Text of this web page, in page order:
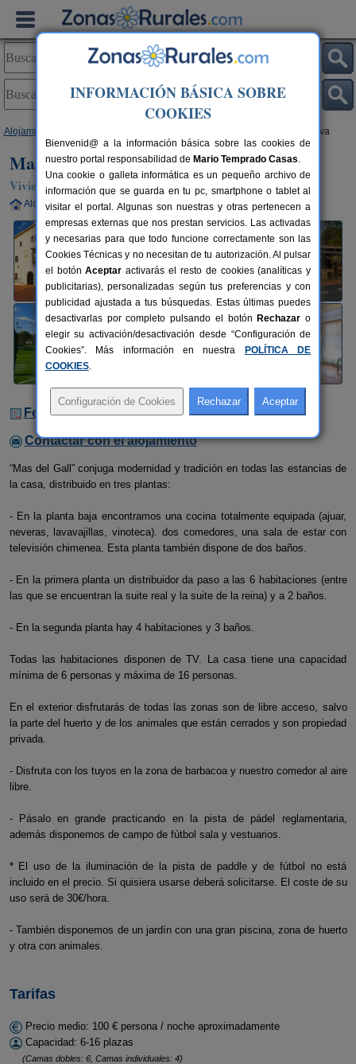
Alojamientos > Mas del Gall - Casa Nova
Mas del Gall - Casa Nova
Vivienda turística en Tordera (Barcelona)
Alquiler completo 6-16 plazas 71 km de Barcelona
Fechas Libres
Contactar con el alojamiento
“Mas del Gall” conjuga modernidad y tradición en todas las estancias de
la casa, distribuido en tres plantas:
- En la planta baja encontramos una cocina totalmente equipada (ajuar,
neveras, lavavajillas, vinoteca). dos comedores, una sala de estar con
televisión chimenea. Esta planta también dispone de dos baños.
- En la primera planta un distribuidor da paso a las 6 habitaciones (entre
las que se encuentran la suite real y la suite de la reina) y a 2 baños.
- En la segunda planta hay 4 habitaciones y 3 baños.
Todas las habitaciones disponen de TV. La casa tiene una capacidad
mínima de 6 personas y máxima de 16 personas.
En el exterior disfrutarás de todas las zonas son de libre acceso, salvo
la parte del huerto y de los animales que están cerrados y son propiedad
privada.
- Disfruta con los tuyos en la zona de barbacoa y nuestro comedor al aire
libre.
- Pásalo en grande practicando en la pista de pádel reglamentaria,
además disponemos de campo de fútbol sala y vestuarios.
* El uso de la iluminación de la pista de paddle y de fútbol no está
incluido en el precio. Si quisiera usarse deberá solicitarse. El coste de su
uso será de 30€/hora.
- También disponemos de un jardín con una gran piscina, zona de huerto
y otra con animales.
Tarifas
Precio medio: 100 € persona / noche aproximadamente
Capacidad: 6-16 plazas
(Camas dobles: 6, Camas individuales: 4)
INFORMACIÓN BÁSICA SOBRE
COOKIES
Bienvenid@ a la información básica sobre las cookies de
nuestro portal responsabilidad de Mario Temprado Casas.
Una cookie o galleta informática es un pequeño archivo de
información que se guarda en tu pc, smartphone o tablet al
visitar el portal. Algunas son nuestras y otras pertenecen a
empresas externas que nos prestan servicios. Las activadas
y necesarias para que todo funcione correctamente son las
Cookies Técnicas y no necesitan de tu autorización. Al pulsar
el botónAceptar activarás el resto de cookies (analíticas y
publicitarias), personalizadas según tus preferencias y con
publicidad ajustada a tus búsquedas. Estas últimas puedes
desactivarlas por completo pulsando el botón Rechazar o
elegir su activación/desactivación desde “Configuración de
Cookies”. Más información en nuestra
POLÍTICA DE
COOKIES.